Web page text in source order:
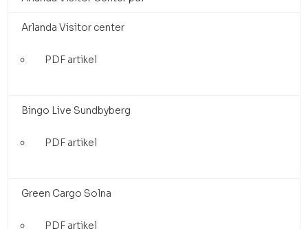
Arlanda Visitor center
PDF artikel
Bingo Live Sundbyberg
PDF artikel
Green Cargo Solna
PDF artikel